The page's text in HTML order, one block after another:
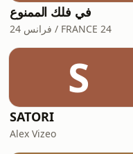
في فلك الممنوع
فرانس 24 / FRANCE 24
S
SATORI
Alex Vizeo